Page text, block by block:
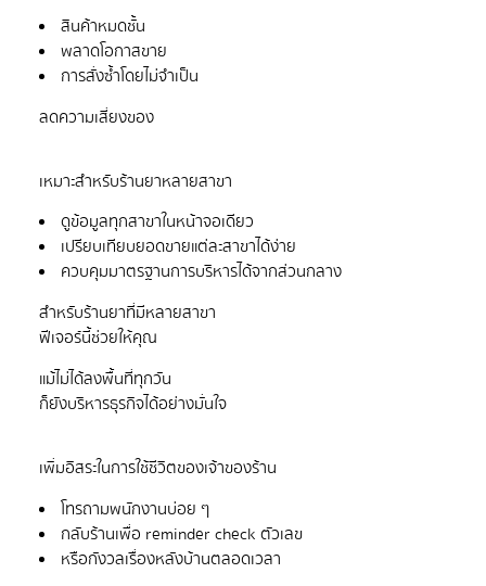
สินค้าหมดชั้น
พลาดโอกาสขาย
การสั่งซ้ำโดยไม่จำเป็น
ลดความเสี่ยงของ
ดูข้อมูลทุกสาขาในหน้าจอเดียว
เปรียบเทียบยอดขายแต่ละสาขาได้ง่าย
ควบคุมมาตรฐานการบริหารได้จากส่วนกลาง
สำหรับร้านยาที่มีหลายสาขา
แม้ไม่ได้ลงพื้นที่ทุกวัน
ก็ยังบริหารธุรกิจได้อย่างมั่นใจ
โทรถามพนักงานบ่อย ๆ
กลับร้านเพื่อ reminder check ตัวเลข
หรือกังวลเรื่องหลังบ้านตลอดเวลา